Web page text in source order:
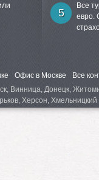
5
Все
евро.
Офис в Москве
Все
Винница, Донецк,
Херсон,